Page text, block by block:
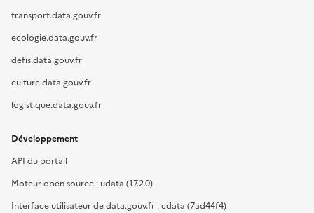
transport.data.gouv.fr
ecologie.data.gouv.fr
defis.data.gouv.fr
culture.data.gouv.fr
logistique.data.gouv.fr
Développement
API du portail
Moteur open source : udata (17.2.0)
Interface utilisateur de data.gouv.fr : cdata (7ad44f4)